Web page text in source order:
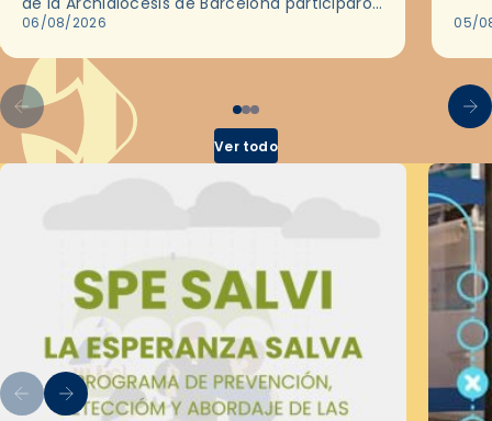
en las convivencias Be Apostle, organizadas
06/08/2026 05/
Ver todo